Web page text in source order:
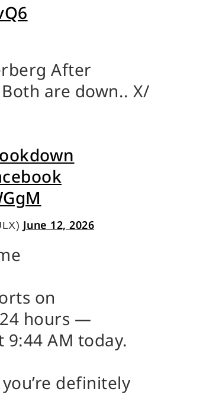
After
are down.. X/
June 12, 2026
on
hours —
9:44 AM today.
definitely